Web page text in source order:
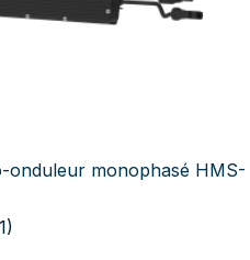
onduleur monophasé HMS-